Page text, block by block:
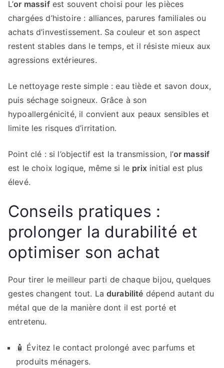
L’or massifest souvent choisi pour les pièces
chargées d’histoire : alliances, parures familiales ou
achats d’investissement. Sa couleur et son aspect
restent stables dans le temps, et il résiste mieux aux
agressions extérieures.
Le nettoyage reste simple : eau tiède et savon doux,
puis séchage soigneux. Grâce à son
hypoallergénicité, il convient aux peaux sensibles et
limite les risques d’irritation.
Point clé : si l’objectif est la transmission, l’or massif
est le choix logique, même si le prixinitial est plus
élevé.
Conseils pratiques :
prolonger la durabilité et
optimiser son achat
Pour tirer le meilleur parti de chaque bijou, quelques
gestes changent tout. Ladurabilité dépend autant du
métal que de la manière dont il est porté et
entretenu.
🧴 Évitez le contact prolongé avec parfums et
produits ménagers.